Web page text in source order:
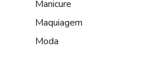
Manicure
Maquiagem
Moda